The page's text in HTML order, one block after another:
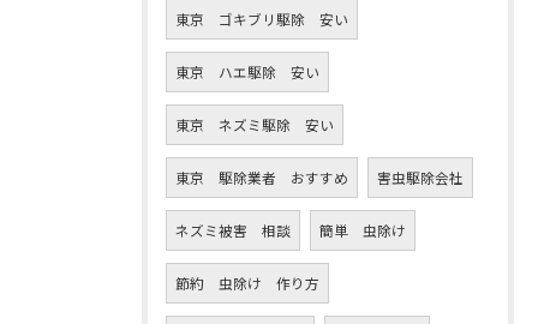
東京 ゴキブリ駆除 安い
東京 ハエ駆除 安い
東京 ネズミ駆除 安い
東京 駆除業者 おすすめ 害虫駆除会社
ネズミ被害 相談 簡単 虫除け
節約 虫除け 作り方